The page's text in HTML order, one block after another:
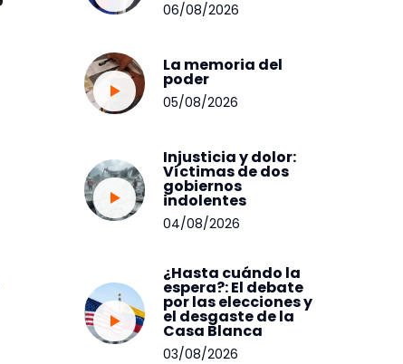
06/08/2026
La memoria del
poder
05/08/2026
Injusticia y dolor:
Víctimas de dos
gobiernos
indolentes
04/08/2026
¿Hasta cuándo la
espera?: El debate
por las elecciones y
el desgaste de la
Casa Blanca
03/08/2026